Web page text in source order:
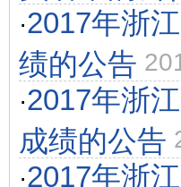
·2017年浙
绩的公告
·2017年浙
成绩的公告
·2017年浙